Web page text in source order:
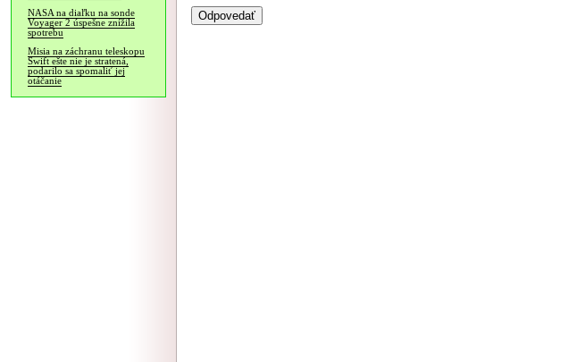
NASA na diaľku na sonde
Voyager 2 úspešne znížila
spotrebu
Misia na záchranu teleskopu
Swift ešte nie je stratená,
podarilo sa spomaliť jej
otáčanie